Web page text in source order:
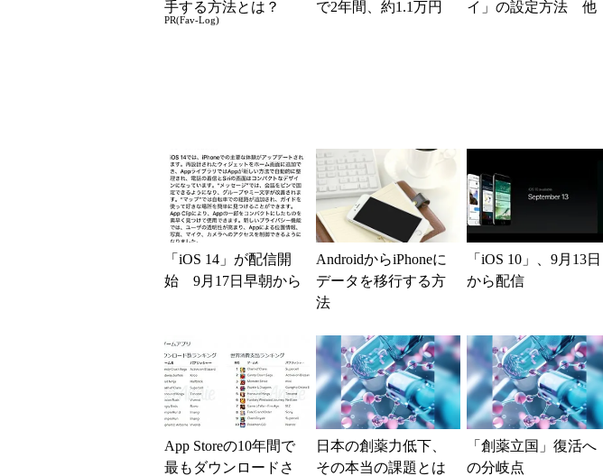
手する方法とは？
PR(Fav-Log)
で2年間、約1.1万円
イ」の設定方法 他
「iOS 14」が配信開
始 9月17日早朝から
AndroidからiPhoneに
データを移行する方
法
「iOS 10」、9月13日
から配信
App Storeの10年間で
最もダウンロードさ
日本の創薬力低下、
その本当の課題とは
「創薬立国」復活へ
の分岐点